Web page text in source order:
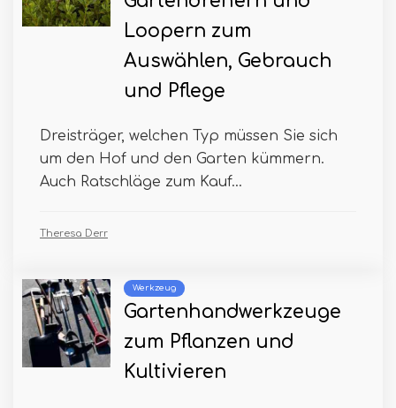
Loopern zum
Auswählen, Gebrauch
und Pflege
Dreisträger, welchen Typ müssen Sie sich
um den Hof und den Garten kümmern.
Auch Ratschläge zum Kauf...
Theresa Derr
Werkzeug
Gartenhandwerkzeuge
zum Pflanzen und
Kultivieren